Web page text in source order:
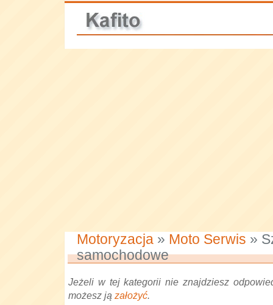
Motoryzacja » Moto Serwis »
samochodowe
Jeżeli w tej kategorii nie znajdziesz
możesz ją założyć.